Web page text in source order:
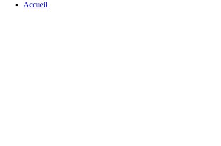
Accueil